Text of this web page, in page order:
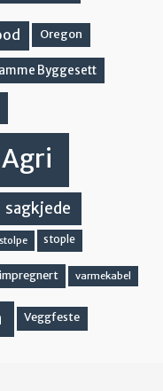
Oregon
Byggesett
sagkjede
stolpe stople
varmekabel
Veggfeste